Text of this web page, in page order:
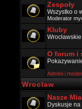
Zespoły
Wszystko o
Moderator
Kluby
O forum i
Admini i
Wroclaw
Nasze
Dyskusje